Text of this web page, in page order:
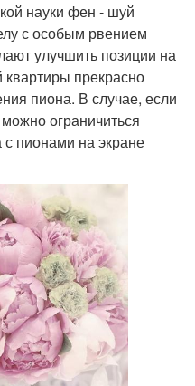
науки фен - шуй
с особым рвением
улучшить позиции на
прекрасно
пиона. В случае, если
ограничиться
с пионами на экране